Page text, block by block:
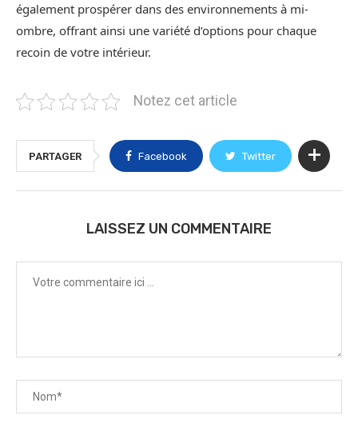
également prospérer dans des environnements à mi-
ombre, offrant ainsi une variété d’options pour chaque
recoin de votre intérieur.
Notez cet article
PARTAGER Facebook Twitter
LAISSEZ UN COMMENTAIRE